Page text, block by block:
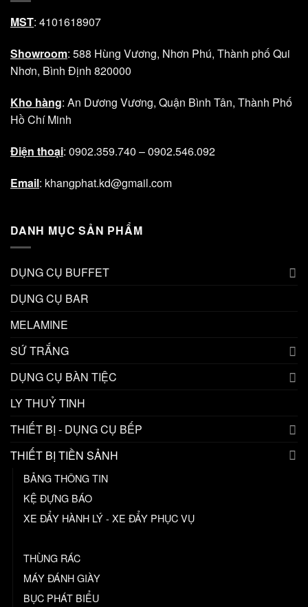
MST: 4101618907
Showroom: 588 Hùng Vương, Nhơn Phú, Thành phố Qui
Nhơn, Bình Định 820000
Kho hàng: An Dương Vương, Quận Bình Tân, Thành Phố
Hồ Chí Minh
Điện thoại: 0902.359.740 – 0902.546.092
Email: khangphat.kd@gmail.com
DANH MỤC SẢN PHẨM
DỤNG CỤ BUFFET
DỤNG CỤ BAR
MELAMINE
SỨ TRẮNG
DỤNG CỤ BÀN TIỆC
LY THUỶ TINH
THIẾT BỊ - DỤNG CỤ BẾP
THIẾT BỊ TIỀN SẢNH
BẢNG THÔNG TIN
KỆ ĐỰNG BÁO
XE ĐẨY HÀNH LÝ - XE ĐẨY PHỤC VỤ
THÙNG RÁC
MÁY ĐÁNH GIÀY
BỤC PHÁT BIỂU